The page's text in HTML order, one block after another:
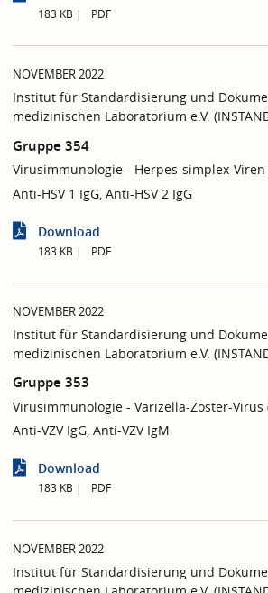
183 KB PDF
NOVEMBER 2022
Institut für Standardisierung und
medizinischen Laboratorium e.V.
Gruppe 354
Virusimmunologie - Herpes-simplex-Viren
Anti-HSV 1 IgG, Anti-HSV 2 IgG
Download
183 KB PDF
NOVEMBER 2022
Institut für Standardisierung und
medizinischen Laboratorium e.V.
Gruppe 353
Virusimmunologie - Varizella-Zoster-Virus
Anti-VZV IgG, Anti-VZV IgM
Download
183 KB PDF
NOVEMBER 2022
Institut für Standardisierung und